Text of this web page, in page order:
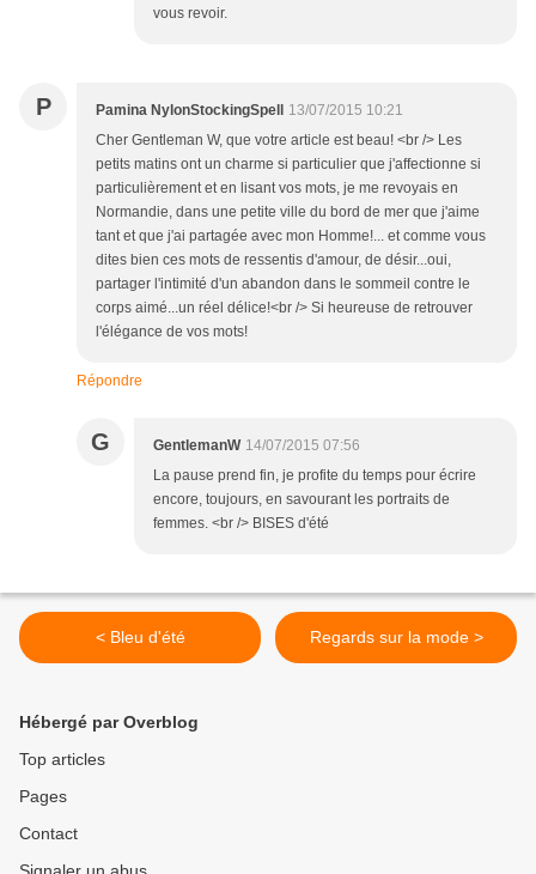
vous revoir.
P Pamina NylonStockingSpell
13/07/2015 10:21
Cher Gentleman W, que votre article est beau! <br /> Les
petits matins ont un charme si particulier que j'affectionne si
particulièrement et en lisant vos mots, je me revoyais en
Normandie, dans une petite ville du bord de mer que j'aime
tant et que j'ai partagée avec mon Homme!... et comme vous
dites bien ces mots de ressentis d'amour, de désir...oui,
partager l'intimité d'un abandon dans le sommeil contre le
corps aimé...un réel délice!<br /> Si heureuse de retrouver
l'élégance de vos mots!
Répondre
G GentlemanW 14/07/2015 07:56
La pause prend fin, je profite du temps pour écrire
encore, toujours, en savourant les portraits de
femmes. <br /> BISES d'été
< Bleu d'été Regards sur la mode >
Hébergé par Overblog
Top articles
Pages
Contact